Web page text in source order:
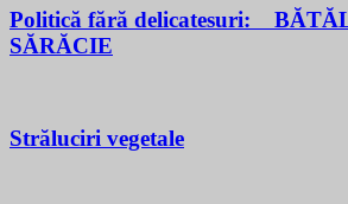
Politică fără delicatesuri:
SĂRĂCIE
Străluciri vegetale